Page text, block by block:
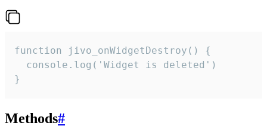
function jivo_onWidgetDestroy() {
  console.log('Widget is deleted')
}
Methods#